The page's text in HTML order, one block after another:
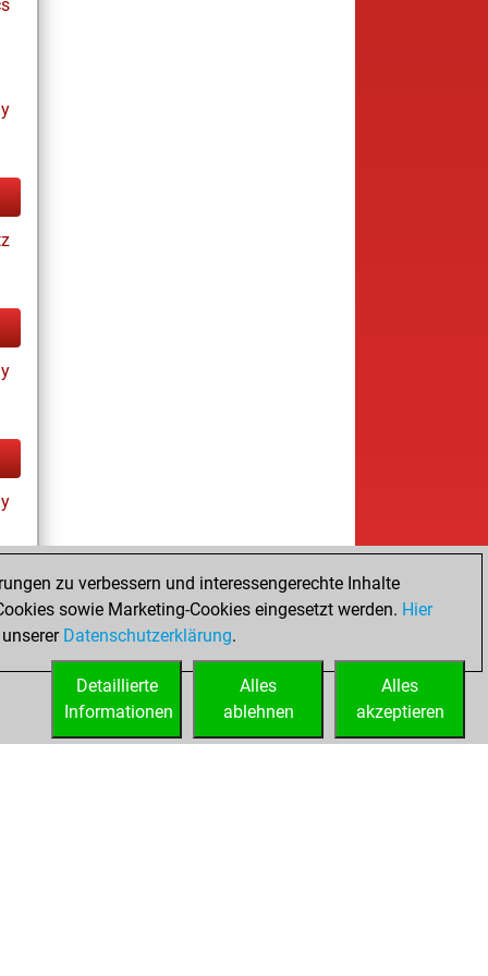
zu verbessern und interessengerechte Inhalte
sowie Marketing-Cookies eingesetzt werden. Hier
Datenschutzerklärung.
Alles
akzeptieren
Alles
ablehnen
Detaillierte
Informationen